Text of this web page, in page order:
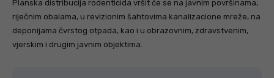
Planska distribucija rodenticida vršit će se na javnim površinama,
riječnim obalama, u revizionim šahtovima kanalizacione mreže, na
deponijama čvrstog otpada, kao i u obrazovnim, zdravstvenim,
vjerskim i drugim javnim objektima.